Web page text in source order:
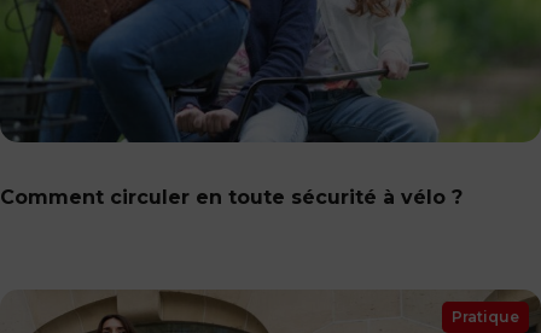
Comment circuler en toute sécurité à vélo ?
Pratique